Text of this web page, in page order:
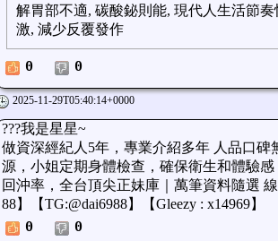
解胃部不適, 碳酸鉍則能, 現代人生活節
激, 減少反覆發作
0 0
2025-11-29T05:40:14+0000
???我是星星~
做資深經紀人5年，專業介紹多年 人品口
源，小姐定期身體檢查，確保衛生和體驗
回沖率，全台頂尖正妹庫｜萬筆資料隨選
88】【TG:@dai6988】【Gleezy : x14969】
0
0